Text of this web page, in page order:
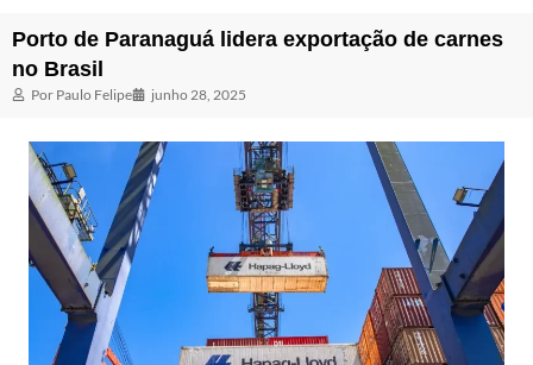
Porto de Paranaguá lidera exportação de carnes
no Brasil
Por Paulo Felipe junho 28, 2025